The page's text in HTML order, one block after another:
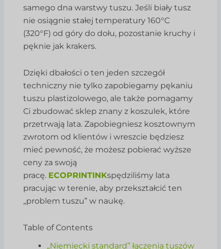
samego dna warstwy tuszu. Jeśli biały tusz
nie osiągnie stałej temperatury 160°C
(320°F) od góry do dołu, pozostanie kruchy i
pęknie jak krakers.
Dzięki dbałości o ten jeden szczegół
techniczny nie tylko zapobiegamy pękaniu
tuszu plastizolowego, ale także pomagamy
Ci zbudować sklep znany z koszulek, które
przetrwają lata. Zapobiegniesz kosztownym
zwrotom od klientów i wreszcie będziesz
mieć pewność, że możesz pobierać wyższe
ceny za swoją
pracę. ECOPRINTINKspędziliśmy lata
pracując w terenie, aby przekształcić ten
„problem tuszu” w naukę.
Table of Contents
„Niemiecki standard” łączenia tuszów